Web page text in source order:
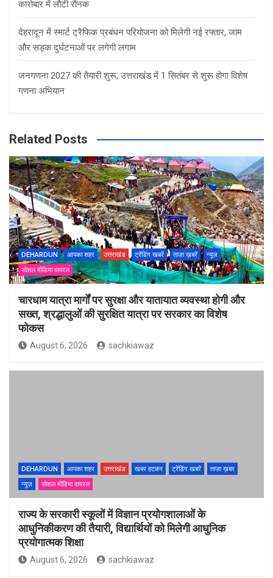
कारोबार में लौटी रौनक
देहरादून में स्मार्ट ट्रैफिक प्रबंधन परियोजना को मिलेगी नई रफ्तार, जाम
और सड़क दुर्घटनाओं पर लगेगी लगाम
जनगणना 2027 की तैयारी शुरू, उत्तराखंड में 1 सितंबर से शुरू होगा विशेष
गणना अभियान
Related Posts
DEHARDUN आपका शहर उत्तराखंड ट्रेंडिंग खबरें ताज़ा ख़बरें
न्यूज़
सोशल मीडिया वायरल
चारधाम यात्रा मार्गों पर सुरक्षा और यातायात व्यवस्था होगी और
सख्त, श्रद्धालुओं की सुरक्षित यात्रा पर सरकार का विशेष
फोकस
August 6, 2026 sachkiawaz
DEHARDUN आपका शहर उत्तराखंड खबर हटकर ट्रेंडिंग खबरें
ताज़ा ख़बर
न्यूज़
सोशल मीडिया वायरल
राज्य के सरकारी स्कूलों में विज्ञान प्रयोगशालाओं के
आधुनिकीकरण की तैयारी, विद्यार्थियों को मिलेगी आधुनिक
प्रयोगात्मक शिक्षा
August 6, 2026 sachkiawaz